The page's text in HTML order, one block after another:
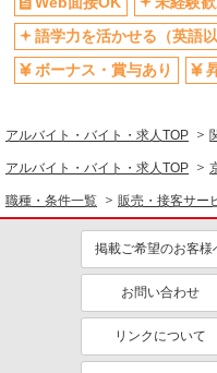
家電・携帯販売
同じ特徴から求人を探す
語学力を活かせる（英語以
ボーナス・賞与あり
アルバイト・バイト・求人TOP
アルバイト・バイト・求人TOP
職種・条件一覧 販売・接客サー
掲載ご希望のお客様
お問い合わせ
リンクについて